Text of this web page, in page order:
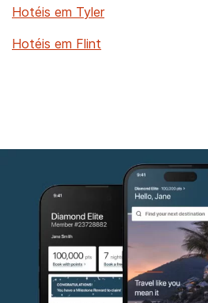
Hotéis em Tyler
Hotéis em Flint